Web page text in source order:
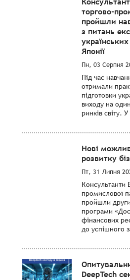
торгово-
пройшли
з питань
Японії
Пн, 03 Серпня
Під час
отримали
підготовки
виходу на
ринків світу. У
Нові
розвитку
Пт, 31 Липня
Консультанти
промислової
пройшли
програми
фінансових
до успішного
DeepTech